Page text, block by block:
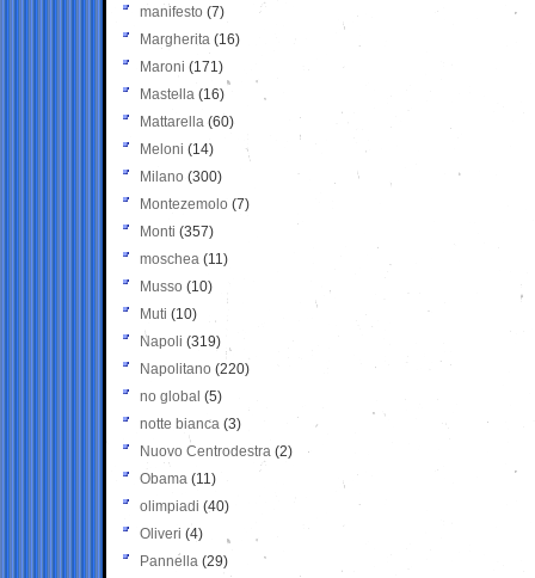
manifesto (7)
Margherita (16)
Maroni (171)
Mastella (16)
Mattarella (60)
Meloni (14)
Milano (300)
Montezemolo (7)
Monti (357)
moschea (11)
Musso (10)
Muti (10)
Napoli (319)
Napolitano (220)
no global (5)
notte bianca (3)
Nuovo Centrodestra (2)
Obama (11)
olimpiadi (40)
Oliveri (4)
Pannella (29)